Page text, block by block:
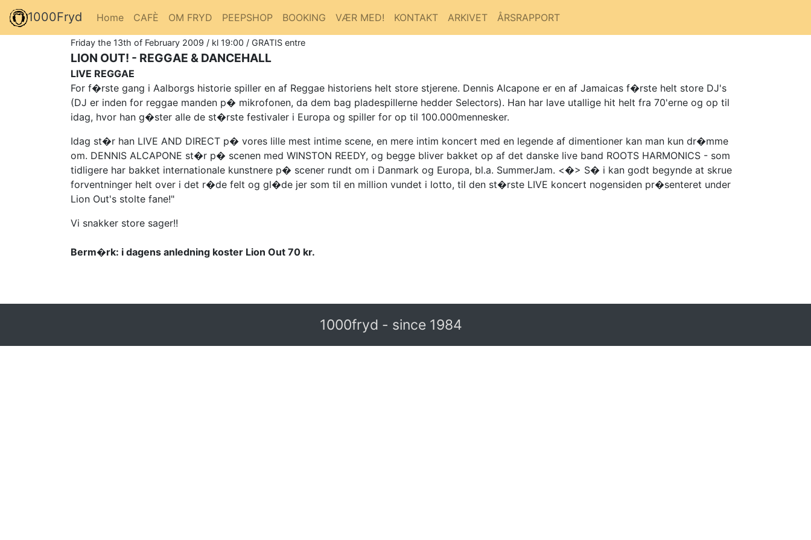
1000Fryd Home CAFÈ OM FRYD PEEPSHOP BOOKING VÆR MED! KONTAKT ARKIVET ÅRSRAPPORT
Friday the 13th of February 2009 / kl 19:00 / GRATIS entre
LION OUT! - REGGAE & DANCEHALL
LIVE REGGAE
For f�rste gang i Aalborgs historie spiller en af Reggae historiens helt store stjerene. Dennis Alcapone er en af Jamaicas f�rste helt store DJ's
(DJ er inden for reggae manden p� mikrofonen, da dem bag pladespillerne hedder Selectors). Han har lave utallige hit helt fra 70'erne og op til
idag, hvor han g�ster alle de st�rste festivaler i Europa og spiller for op til 100.000mennesker.
Idag st�r han LIVE AND DIRECT p� vores lille mest intime scene, en mere intim koncert med en legende af dimentioner kan man kun dr�mme
om. DENNIS ALCAPONE st�r p� scenen med WINSTON REEDY, og begge bliver bakket op af det danske live band ROOTS HARMONICS - som
tidligere har bakket internationale kunstnere p� scener rundt om i Danmark og Europa, bl.a. SummerJam. <�> S� i kan godt begynde at skrue
forventninger helt over i det r�de felt og gl�de jer som til en million vundet i lotto, til den st�rste LIVE koncert nogensiden pr�senteret under
Lion Out's stolte fane!"
Vi snakker store sager!!
Berm�rk: i dagens anledning koster Lion Out 70 kr.
1000fryd - since 1984